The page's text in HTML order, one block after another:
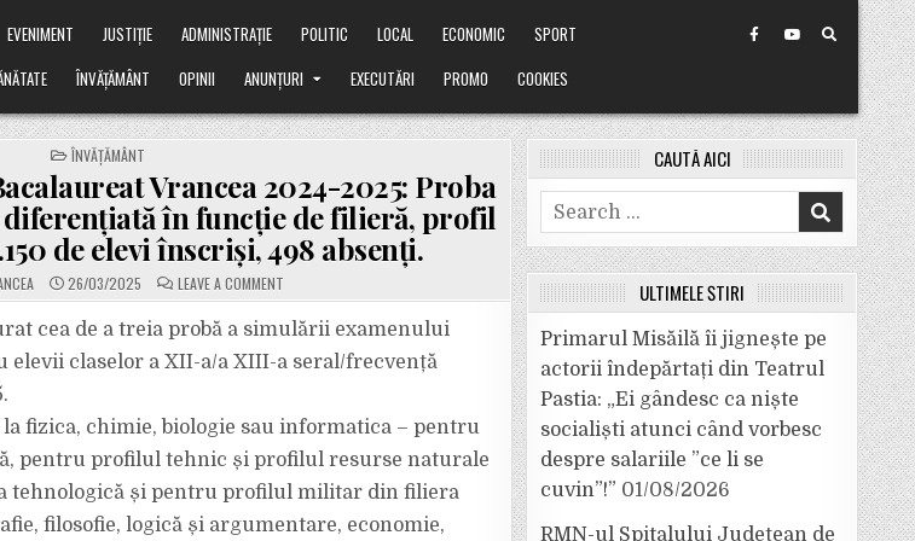
EVENIMENT JUSTIȚIE ADMINISTRAȚIE POLITIC LOCAL ECONOMIC
SPORT
ÎNVĂȚĂMÂNT OPINII ANUNȚURI EXECUTĂRI PROMO COOKIES
POSTED
IN
ÎNVĂȚĂMÂNT
Vrancea 2024-2025: Proba
în funcţie de filieră, profil
de elevi înscriși, 498 absenți.
26/03/2025 LEAVE A COMMENT
SIMULARE
DE
BACALAUREAT
VRANCEA
2024-
ALEGERE
PROFILULUI
DIFERENŢIATĂ
ÎN
FUNCŢIE
FILIERĂ,
cea de a treia probă a simulării examenului
elevii claselor a XII-a/a XIII-a seral/frecvență
fizica, chimie, biologie sau informatica – pentru
pentru profilul tehnic și profilul resurse naturale
tehnologică și pentru profilul militar din filiera
filosofie, logică și argumentare, economie,
CAUTĂ AICI
Search
for:
ULTIMELE ȘTIRI
Primarul Misăilă îi jignește pe
actorii îndepărtați din Teatrul
Pastia: „Ei gândesc ca niște
socialiști atunci când vorbesc
despre salariile ”ce li se
cuvin”!” 01/08/2026
RMN-ul Spitalului Județean de